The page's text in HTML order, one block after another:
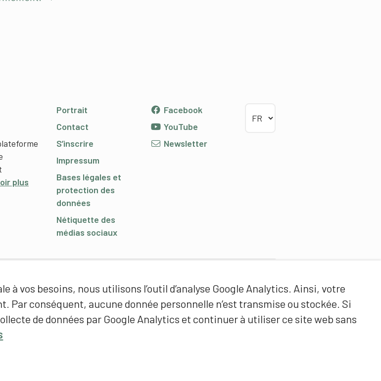
vos besoins, nous utilisons l’outil d’analyse Google Analytics. Ainsi, votre
conséquent, aucune donnée personnelle n’est transmise ou stockée. Si
de données par Google Analytics et continuer à utiliser ce site web sans
plus
Portrait
Contact
S’inscrire
Impressum
Bases légales et
protection des
données
Nétiquette des
médias sociaux
Facebook
YouTube
Newsletter
Haute école fédérale de sport
de Macolin HEFSM